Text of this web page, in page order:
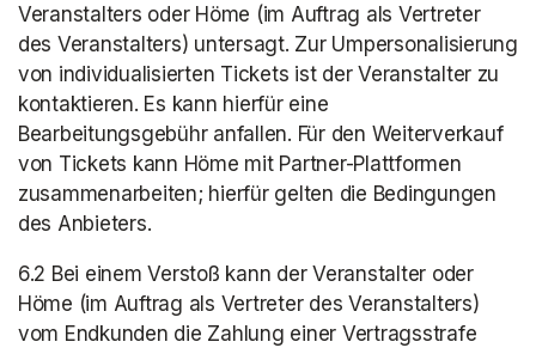
Veranstalters oder Höme (im Auftrag als Vertreter
des Veranstalters) untersagt. Zur Umpersonalisierung
von individualisierten Tickets ist der Veranstalter zu
kontaktieren. Es kann hierfür eine
Bearbeitungsgebühr anfallen. Für den Weiterverkauf
von Tickets kann Höme mit Partner-Plattformen
zusammenarbeiten; hierfür gelten die Bedingungen
des Anbieters.
6.2 Bei einem Verstoß kann der Veranstalter oder
Höme (im Auftrag als Vertreter des Veranstalters)
vom Endkunden die Zahlung einer Vertragsstrafe